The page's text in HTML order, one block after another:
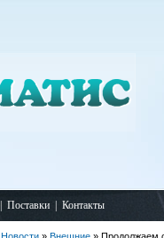
Поставки Контакты